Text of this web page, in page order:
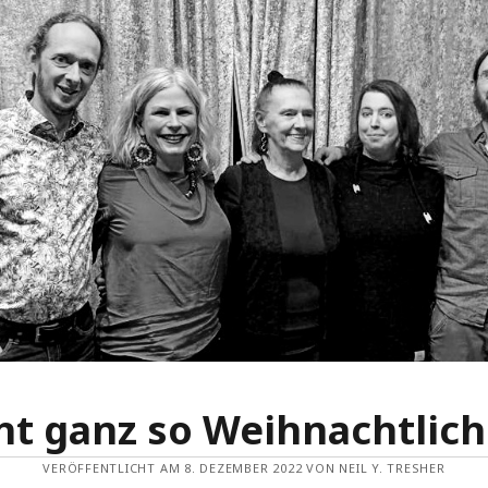
ganz so
VERÖFFENTLICHT AM 8. DEZEMBER 2022 VON NEIL Y. TRESHER